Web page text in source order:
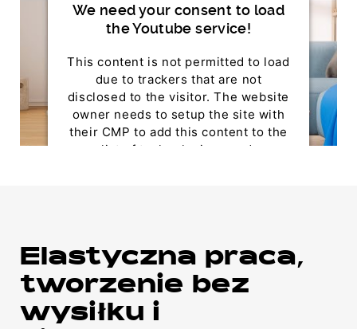
We need your consent to load
the Youtube service!
This content is not permitted to load
due to trackers that are not
disclosed to the visitor. The website
owner needs to setup the site with
their CMP to add this content to the
list of technologies used.
Elastyczna praca,
tworzenie bez
wysiłku i